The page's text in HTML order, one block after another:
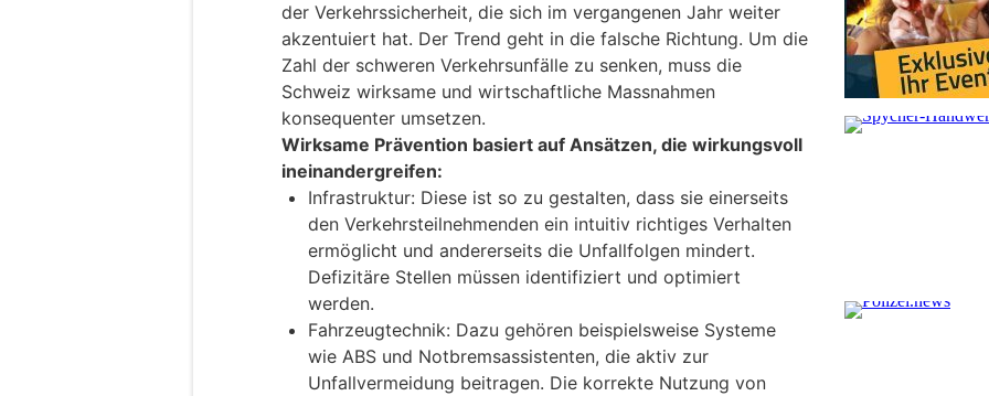
der Verkehrssicherheit, die sich im vergangenen Jahr weiter
akzentuiert hat. Der Trend geht in die falsche Richtung. Um die
Zahl der schweren Verkehrsunfälle zu senken, muss die
Schweiz wirksame und wirtschaftliche Massnahmen
konsequenter umsetzen.
Wirksame Prävention basiert auf Ansätzen, die wirkungsvoll
ineinandergreifen:
Infrastruktur: Diese ist so zu gestalten, dass sie einerseits
den Verkehrsteilnehmenden ein intuitiv richtiges Verhalten
ermöglicht und andererseits die Unfallfolgen mindert.
Defizitäre Stellen müssen identifiziert und optimiert
werden.
Fahrzeugtechnik: Dazu gehören beispielsweise Systeme
wie ABS und Notbremsassistenten, die aktiv zur
Unfallvermeidung beitragen. Die korrekte Nutzung von